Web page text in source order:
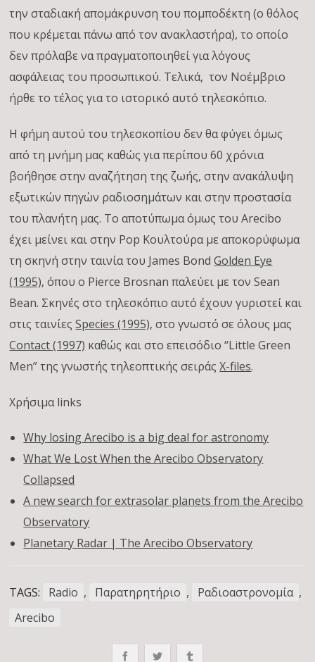
την σταδιακή απομάκρυνση του πομποδέκτη (ο θόλος
που κρέμεται πάνω από τον ανακλαστήρα), το οποίο
δεν πρόλαβε να πραγματοποιηθεί για λόγους
ασφάλειας του προσωπικού. Τελικά, τον Νοέμβριο
ήρθε το τέλος για το ιστορικό αυτό τηλεσκόπιο.
Η φήμη αυτού του τηλεσκοπίου δεν θα φύγει όμως
από τη μνήμη μας καθώς για περίπου 60 χρόνια
βοήθησε στην αναζήτηση της ζωής, στην ανακάλυψη
εξωτικών πηγών ραδιοσημάτων και στην προστασία
του πλανήτη μας. Το αποτύπωμα όμως του Arecibo
έχει μείνει και στην Pop Κουλτούρα με αποκορύφωμα
τη σκηνή στην ταινία του James BondGolden Eye
(1995), όπου o Pierce Brosnan παλεύει με τον Sean
Bean. Σκηνές στο τηλεσκόπιο αυτό έχουν γυριστεί και
στις ταινίεςSpecies (1995), στο γνωστό σε όλους μας
Contact (1997) καθώς και στο επεισόδιο “Little Green
Men” της γνωστής τηλεοπτικής σειράςX-files.
Χρήσιμα links
Why losing Arecibo is a big deal for astronomy
What We Lost When the Arecibo Observatory
Collapsed
A new search for extrasolar planets from the Arecibo
Observatory
Planetary Radar | The Arecibo Observatory
TAGS: Radio , Παρατηρητήριο , Ραδιοαστρονομία ,
Arecibo